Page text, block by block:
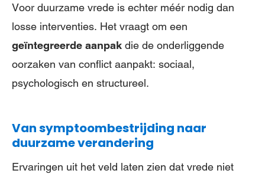
Voor duurzame vrede is echter méér nodig dan
losse interventies. Het vraagt om een
geïntegreerde aanpak die de onderliggende
oorzaken van conflict aanpakt: sociaal,
psychologisch en structureel.
Van symptoombestrijding naar
duurzame verandering
Ervaringen uit het veld laten zien dat vrede niet